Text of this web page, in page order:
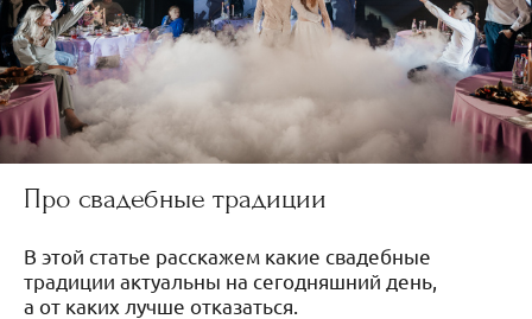
Про свадебные традиции
В этой статье расскажем какие свадебные
традиции актуальны на сегодняшний день,
а от каких лучше отказаться.